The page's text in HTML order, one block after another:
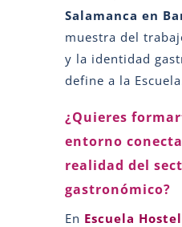
Salamanca en
muestra del
y la identidad
define a la
¿Quieres
entorno
realidad del
gastronómico?
En Escuela